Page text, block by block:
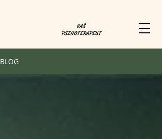
VAŠ
PSIHOTERAPEUT
BLOG